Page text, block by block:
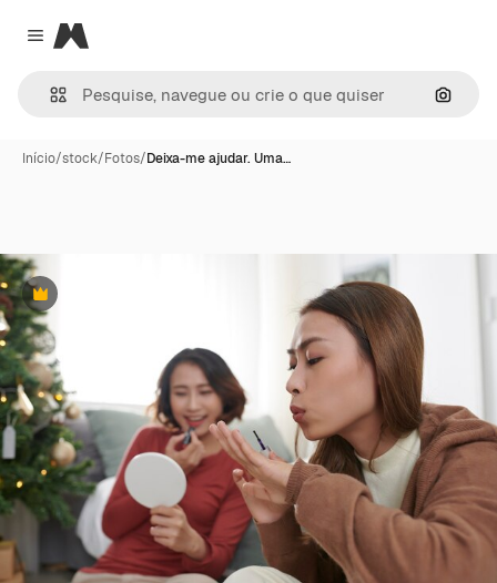
Close menu
Magnific
Início/stock/Fotos/Deixa-me ajudar. Uma…
Premium